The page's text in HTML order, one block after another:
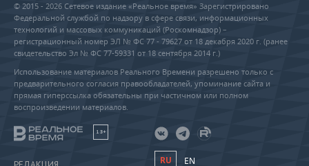
© 2015 - 2026 Сетевое издание «Реальное время» Зарегистрировано
Федеральной службой по надзору в сфере связи, информационных
технологий и массовых коммуникаций (Роскомнадзор) –
регистрационный номер ЭЛ № ФС 77 - 79627 от 18 декабря 2020 г. (ранее
свидетельство Эл № ФС 77-59331 от 18 сентября 2014 г.)
Использование материалов Реального Времени разрешено только с
предварительного согласия правообладателей, упоминание сайта и
прямая гиперссылка обязательны при частичном или полном
воспроизведении материалов.
18+
RU EN